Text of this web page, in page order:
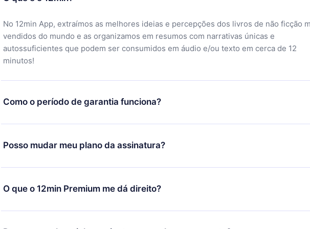
No 12min App, extraímos as melhores ideias e percepções dos livros de não ficção
vendidos do mundo e as organizamos em resumos com narrativas únicas e
autossuficientes que podem ser consumidos em áudio e/ou texto em cerca de 12
minutos!
Como o período de garantia funciona?
Você pode baixar nosso aplicativo e começar a aproveitar nossa biblioteca. Se por
motivo não ficar satisfeito com nossa plataforma, basta entrar em contato com nossa
equipe de suporte (
contato@12min.com
) em até 7 dias após a compra e solicitar o
Posso mudar meu plano da assinatura?
Sim, mas a mudança só se aplicará a partir do próximo período de cobrança. Por
exemplo, se você decidiu mudar sua assinatura mensal para anual, após confirmar a
mudança para o plano anual, o novo plano só será aplicado e cobrado após o
O que o 12min Premium me dá direito?
O 12min Premium é um plano que te garante acesso a toda nossa biblioteca de
títulos disponíveis em 3 línguas (Inglês, espanhol e português) que você pode ler ou